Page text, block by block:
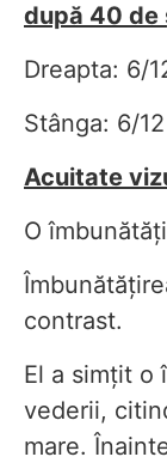
după 40 de
Dreapta: 6/
Stânga: 6/
Acuitate
O
contrast.
El a simțit o
vederii,
mare.